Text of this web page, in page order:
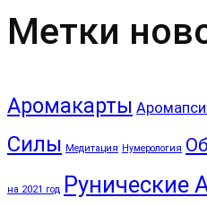
Метки
Аромакарты
Силы Медитация Нумерология
на 2021 год Рунические